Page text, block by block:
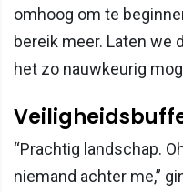
omhoog om te
bereik meer. Laten we
het zo nauwkeurig
“Prachtig landschap.
niemand achter me,”